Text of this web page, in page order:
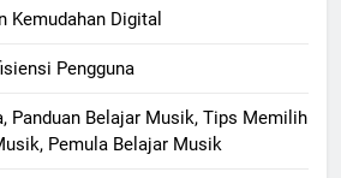
Kemudahan Digital
Pengguna
Panduan Belajar Musik, Tips Memilih
Pemula Belajar Musik